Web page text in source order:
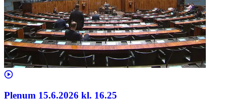
Plenum 15.6.2026 kl. 16.25